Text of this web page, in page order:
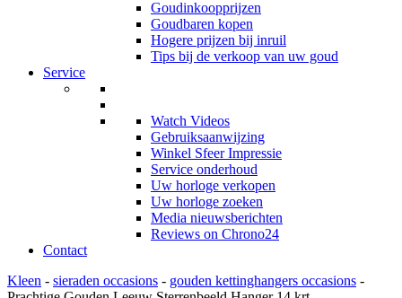
Goudinkoopprijzen
Goudbaren kopen
Hogere prijzen bij inruil
Tips bij de verkoop van uw goud
Service
Watch Videos
Gebruiksaanwijzing
Winkel Sfeer Impressie
Service onderhoud
Uw horloge verkopen
Uw horloge zoeken
Media nieuwsberichten
Reviews on Chrono24
Contact
Kleen - sieraden occasions - gouden kettinghangers occasions -